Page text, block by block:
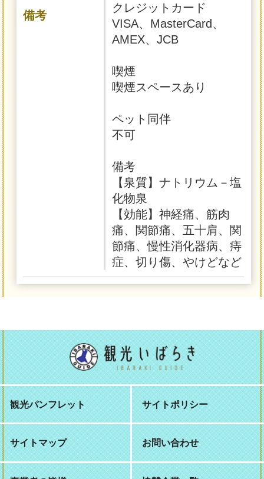
備考
クレジットカード
VISA、MasterCard、
AMEX、JCB
喫煙
喫煙スペースあり
ペット同伴
不可
備考
【泉質】ナトリウム－塩
化物泉
【効能】神経痛、筋肉
痛、関節痛、五十肩、関
節痛、慢性消化器病、痔
症、切り傷、やけどなど
観光パンフレット サイトポリシー
サイトマップ お問い合わせ